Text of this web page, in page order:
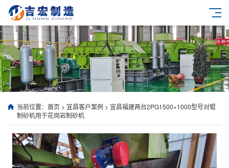
当前位置： 首页 > 宜昌客户案例 > 宜昌福建两台2PG1500×1000型号对辊
制砂机用于花岗岩制砂机